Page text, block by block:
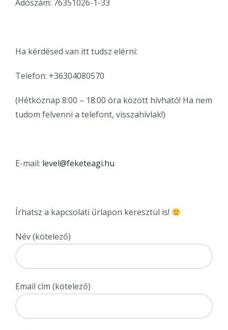
Adószám: 76351026-1-33
Ha kérdésed van itt tudsz elérni:
Telefon: +36304080570
(Hétköznap 8:00 – 18:00 óra között hívható! Ha nem
tudom felvenni a telefont, visszahívlak!)
E-mail: level@feketeagi.hu
Írhatsz a kapcsolati űrlapon keresztül is!
Név (kötelező)
Email cím (kötelező)